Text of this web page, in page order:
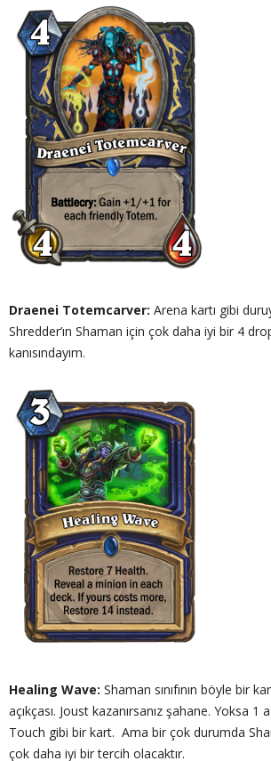
Draenei Totemcarver: Arena kartı gibi
Shredder’ın Shaman için çok daha iyi bir 4
kanısındayım.
Healing Wave: Shaman sınıfının böyle bir
açıkçası. Joust kazanırsanız şahane. Yoksa
Touch gibi bir kart. Ama bir çok durumda
çok daha iyi bir tercih olacaktır.